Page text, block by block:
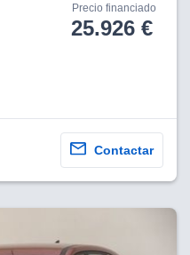
Precio financiado
25.926 €
Contactar